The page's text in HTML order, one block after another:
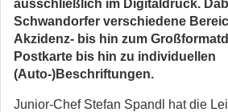
ausschließlich im Digitaldruck.
Schwandorfer verschiedene
Akzidenz- bis hin zum
Postkarte bis hin zu individuellen
(Auto-)Beschriftungen.
Junior-Chef Stefan Spandl hat die